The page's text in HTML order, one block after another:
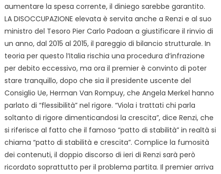
aumentare la spesa corrente, il diniego sarebbe garantito.
LA DISOCCUPAZIONE elevata è servita anche a Renzi e al suo
ministro del Tesoro Pier Carlo Padoan a giustificare il rinvio di
un anno, dal 2015 al 2015, il pareggio di bilancio strutturale. In
teoria per questo l’Italia rischia una procedura d’infrazione
per debito eccessivo, ma ora il premier è convinto di poter
stare tranquillo, dopo che sia il presidente uscente del
Consiglio Ue, Herman Van Rompuy, che Angela Merkel hanno
parlato di “flessibilità” nel rigore. “Viola i trattati chi parla
soltanto di rigore dimenticandosi la crescita”, dice Renzi, che
si riferisce al fatto che il famoso “patto di stabilità” in realtà si
chiama “patto di stabilità e crescita”. Complice la fumosità
dei contenuti, il doppio discorso di ieri di Renzi sarà però
ricordato soprattutto per il problema partita. Il premier arriva